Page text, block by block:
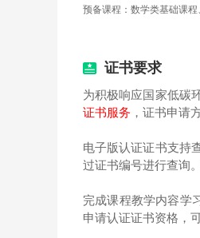
7.3 基坑围护结构
第7讲测验
第8讲 地下铁道盾构
8.1 盾构法概述
8.3 盾构选型及依据 &
8.5 盾构隧道的衬砌基本
第8讲作业
预备课程：数学类基础课
证书要求
为积极响应国家低碳
证书服务 ，证书申请
电子版认证证书支持
过证书编号进行查询
完成课程教学内容学
申请认证证书资格，